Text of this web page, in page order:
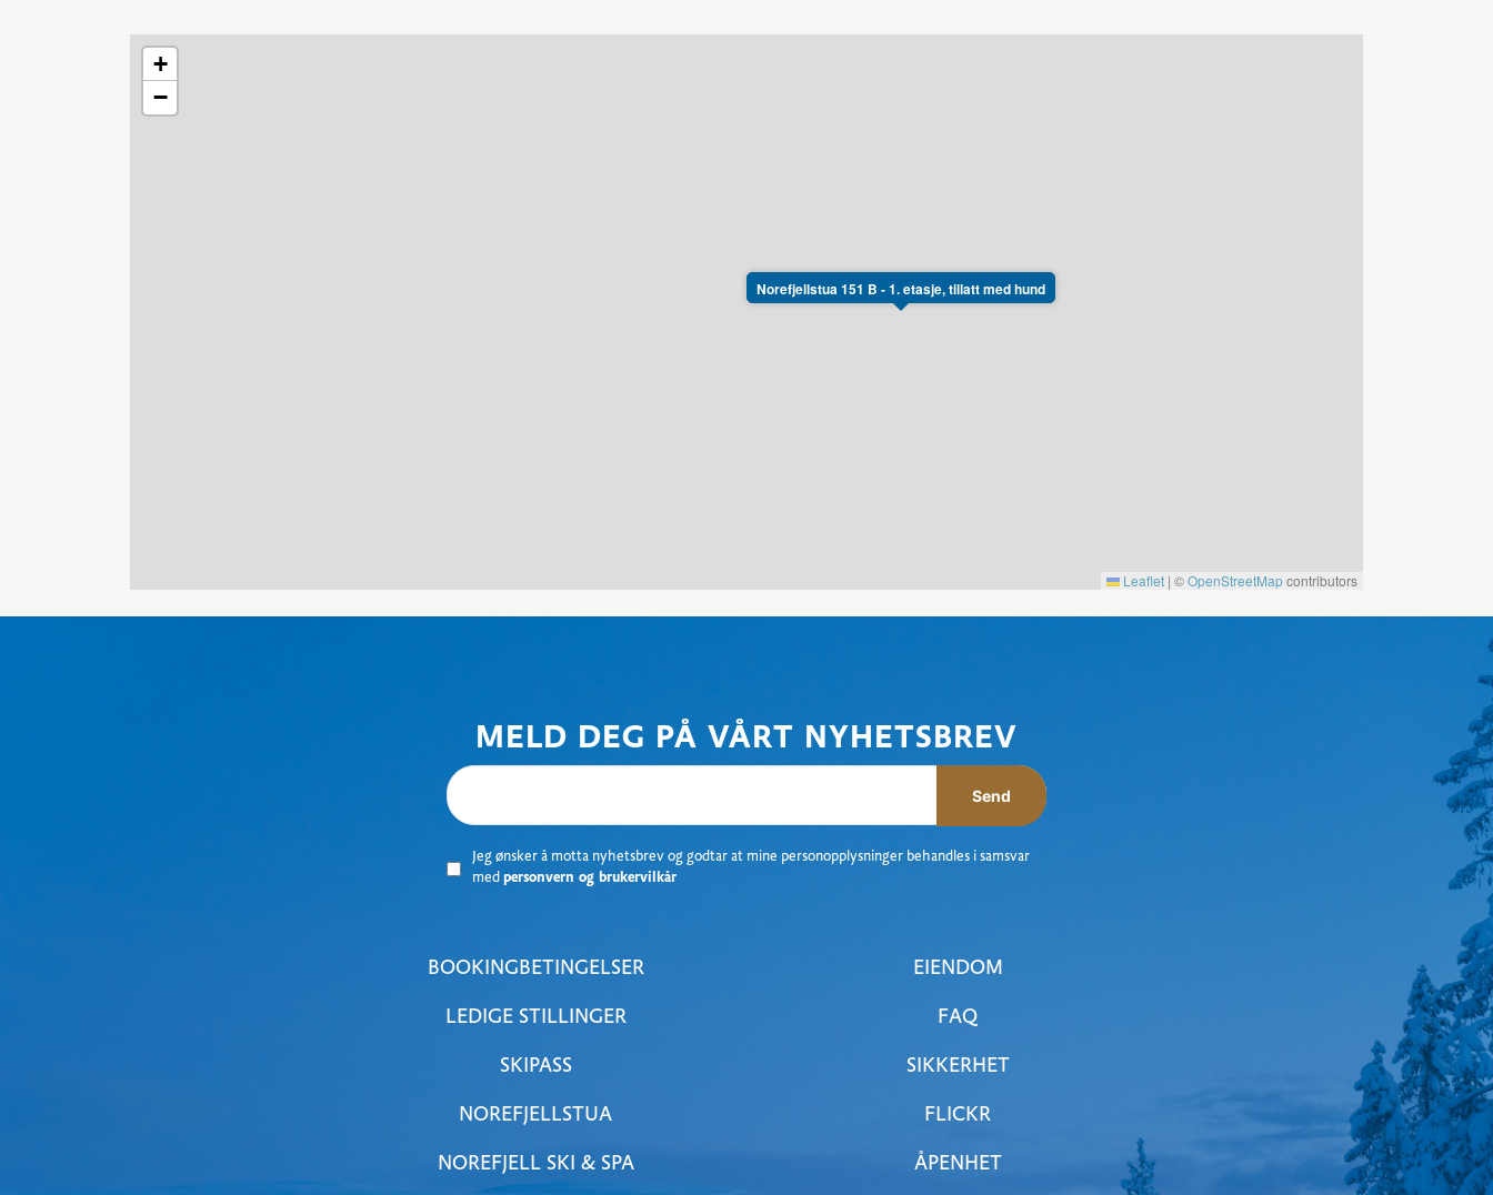
Norefjellstua 151 B - 1. etasje, tillatt med hund
+
−
Leaflet | ©OpenStreetMapcontributors
MELD DEG PÅ VÅRT NYHETSBREV
Jeg ønsker å motta nyhetsbrev og godtar at mine personopplysninger behandles i samsvar
med personvern og brukervilkår
Send
BOOKINGBETINGELSER
LEDIGE STILLINGER
SKIPASS
NOREFJELLSTUA
NOREFJELL SKI & SPA
EIENDOM
FAQ
SIKKERHET
FLICKR
ÅPENHET